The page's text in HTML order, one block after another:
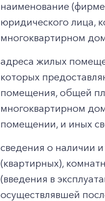
наименование
юридического лица,
многоквартирном
адреса жилых
которых
помещения, общей
многоквартирном
помещении, и иных
сведения о наличии
(квартирных),
(введения в
осуществлявшей